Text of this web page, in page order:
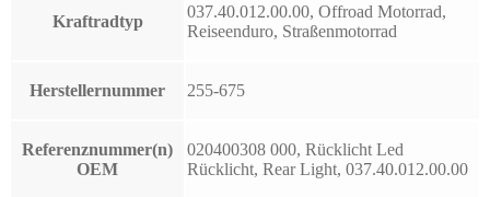
Kraftradtyp
037.40.012.00.00, Offroad Motorrad,
Reiseenduro, Straßenmotorrad
Herstellernummer 255-675
Referenznummer(n)
OEM
020400308 000, Rücklicht Led
Rücklicht, Rear Light, 037.40.012.00.00